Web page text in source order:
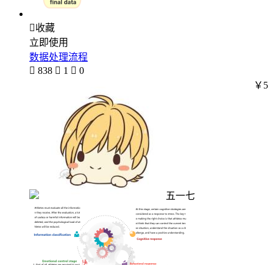
收藏
立即使用
数据处理流程
 838  1  0
五一七
￥5